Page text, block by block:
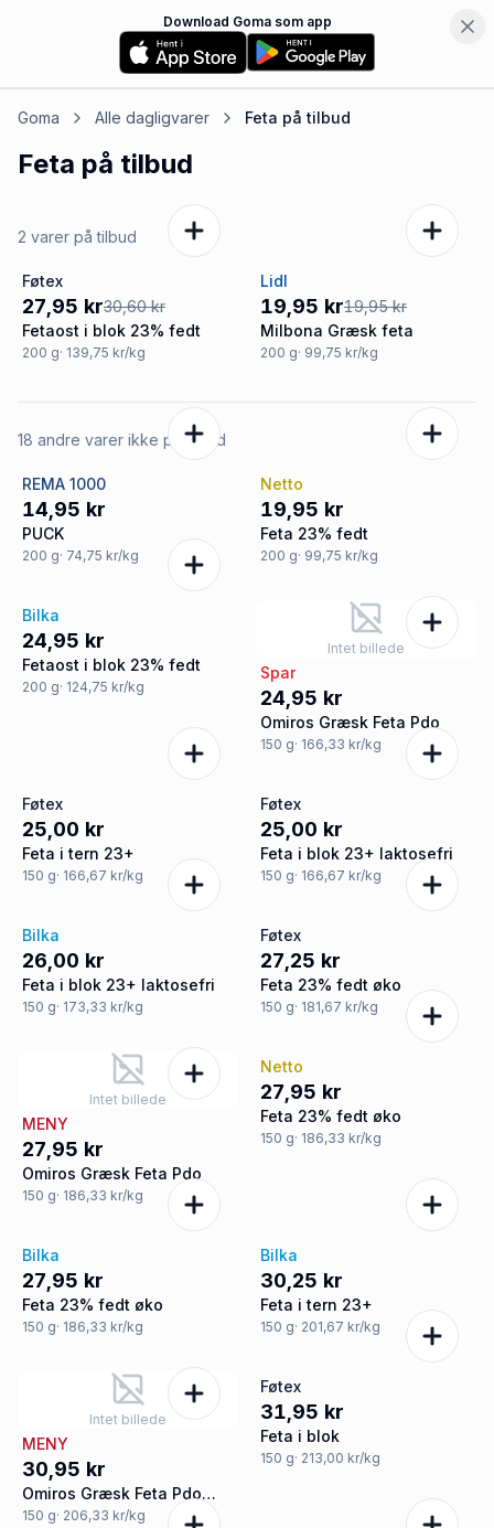
Download Goma som app
Goma Alle dagligvarer Feta på tilbud
Feta på tilbud
2 varer på tilbud
-9%
Føtex
27,95 kr30,60 kr
Fetaost i blok 23% fedt
200 g· 139,75 kr/kg
Tilbud
Lidl
19,95 kr19,95 kr
Milbona Græsk feta
200 g· 99,75 kr/kg
18 andre varer ikke på tilbud
REMA 1000
14,95 kr
PUCK
200 g· 74,75 kr/kg
Netto
19,95 kr
Feta 23% fedt
200 g· 99,75 kr/kg
Bilka
24,95 kr
Fetaost i blok 23% fedt
200 g· 124,75 kr/kg
Intet billede
Spar
24,95 kr
Omiros Græsk Feta Pdo
150 g· 166,33 kr/kg
Føtex
25,00 kr
Feta i tern 23+
150 g· 166,67 kr/kg
Føtex
25,00 kr
Feta i blok 23+ laktosefri
150 g· 166,67 kr/kg
Bilka
26,00 kr
Feta i blok 23+ laktosefri
150 g· 173,33 kr/kg
Føtex
27,25 kr
Feta 23% fedt øko
150 g· 181,67 kr/kg
Intet billede
MENY
27,95 kr
Omiros Græsk Feta Pdo
150 g· 186,33 kr/kg
Netto
27,95 kr
Feta 23% fedt øko
150 g· 186,33 kr/kg
Bilka
27,95 kr
Feta 23% fedt øko
150 g· 186,33 kr/kg
Bilka
30,25 kr
Feta i tern 23+
150 g· 201,67 kr/kg
Intet billede
MENY
30,95 kr
Omiros Græsk Feta Pdo
Øko
150 g· 206,33 kr/kg
Føtex
31,95 kr
Feta i blok
150 g· 213,00 kr/kg